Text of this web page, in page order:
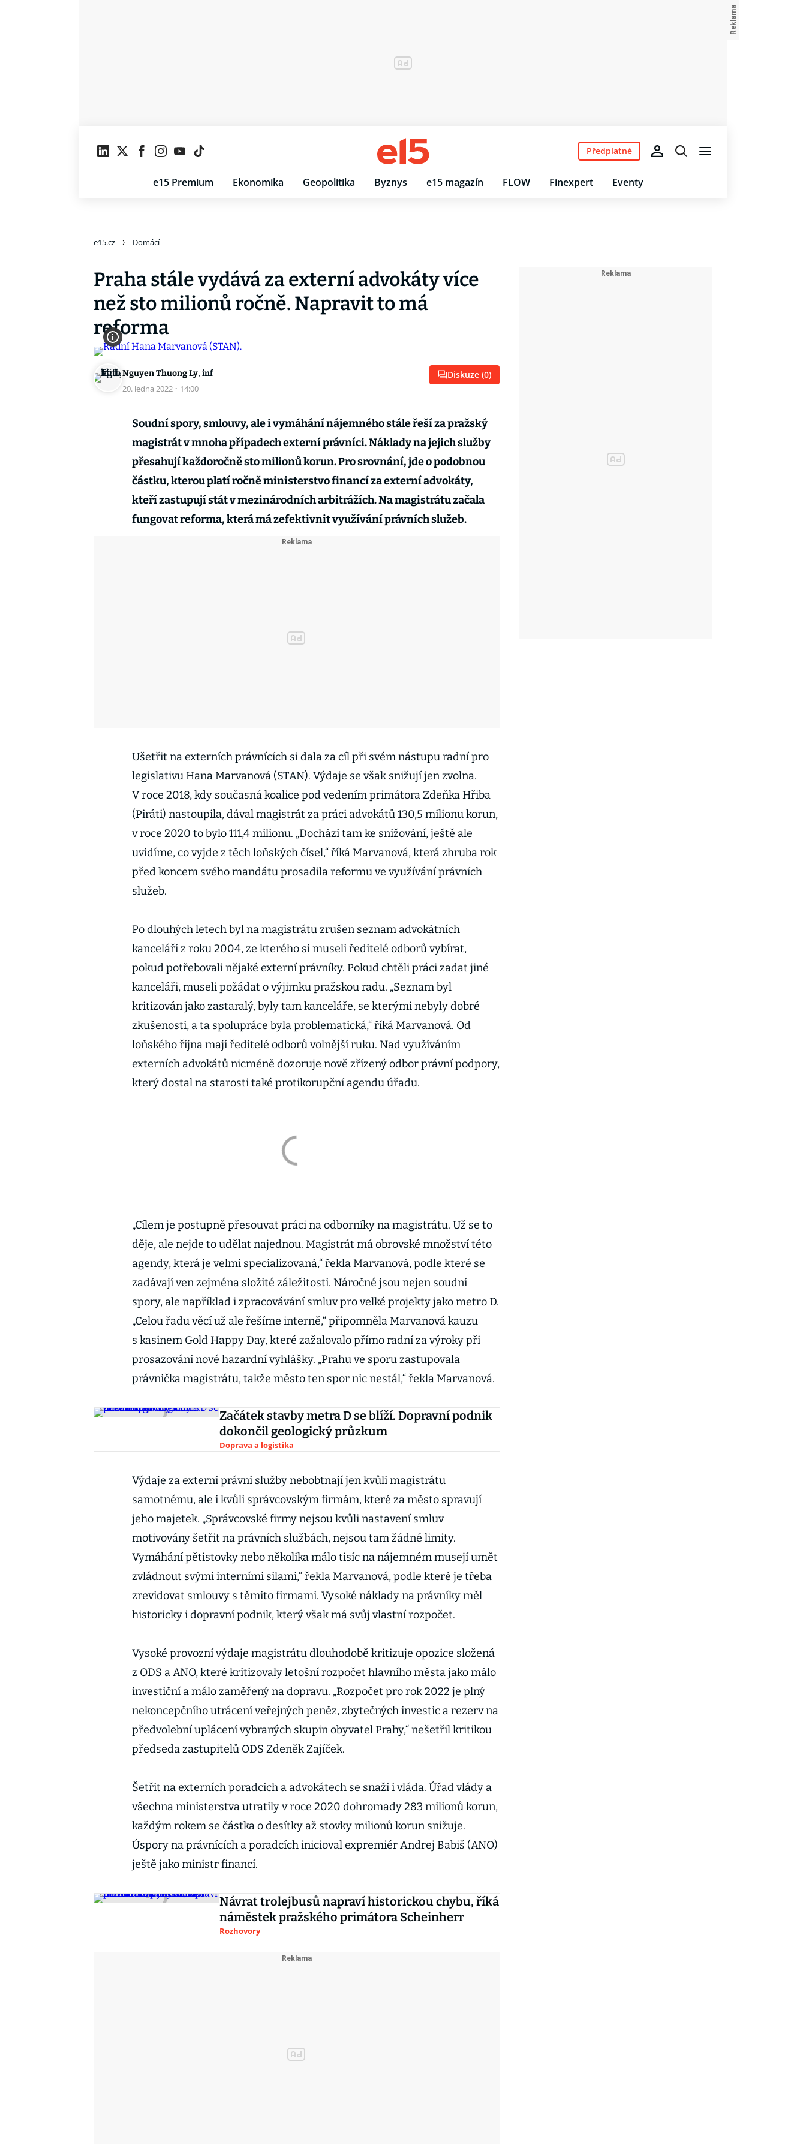
e15 Premium Ekonomika Geopolitika Byznys e15 magazín FLOW Finexpert Eventy
Předplatné
e15.cz Domácí
Praha stále vydává za externí advokáty více
než sto milionů ročně. Napravit to má
reforma
Nguyen Thuong Ly, inf
20. ledna 2022 · 14:00
Diskuze (0)
Soudní spory, smlouvy, ale i vymáhání nájemného stále řeší za pražský
magistrát v mnoha případech externí právníci. Náklady na jejich služby
přesahují každoročně sto milionů korun. Pro srovnání, jde o podobnou
částku, kterou platí ročně ministerstvo financí za externí advokáty,
kteří zastupují stát v mezinárodních arbitrážích. Na magistrátu začala
fungovat reforma, která má zefektivnit využívání právních služeb.
Ušetřit na externích právnících si dala za cíl při svém nástupu radní pro
legislativu Hana Marvanová (STAN). Výdaje se však snižují jen zvolna.
V roce 2018, kdy současná koalice pod vedením primátora Zdeňka Hřiba
(Piráti) nastoupila, dával magistrát za práci advokátů 130,5 milionu korun,
v roce 2020 to bylo 111,4 milionu. „Dochází tam ke snižování, ještě ale
uvidíme, co vyjde z těch loňských čísel,“ říká Marvanová, která zhruba rok
před koncem svého mandátu prosadila reformu ve využívání právních
služeb.
Po dlouhých letech byl na magistrátu zrušen seznam advokátních
kanceláří z roku 2004, ze kterého si museli ředitelé odborů vybírat,
pokud potřebovali nějaké externí právníky. Pokud chtěli práci zadat jiné
kanceláři, museli požádat o výjimku pražskou radu. „Seznam byl
kritizován jako zastaralý, byly tam kanceláře, se kterými nebyly dobré
zkušenosti, a ta spolupráce byla problematická,“ říká Marvanová. Od
loňského října mají ředitelé odborů volnější ruku. Nad využíváním
externích advokátů nicméně dozoruje nově zřízený odbor právní podpory,
který dostal na starosti také protikorupční agendu úřadu.
„Cílem je postupně přesouvat práci na odborníky na magistrátu. Už se to
děje, ale nejde to udělat najednou. Magistrát má obrovské množství této
agendy, která je velmi specializovaná,“ řekla Marvanová, podle které se
zadávají ven zejména složité záležitosti. Náročné jsou nejen soudní
spory, ale například i zpracovávání smluv pro velké projekty jako metro D.
„Celou řadu věcí už ale řešíme interně,“ připomněla Marvanová kauzu
s kasinem Gold Happy Day, které zažalovalo přímo radní za výroky při
prosazování nové hazardní vyhlášky. „Prahu ve sporu zastupovala
právnička magistrátu, takže město ten spor nic nestál,“ řekla Marvanová.
Začátek stavby metra D se blíží. Dopravní podnik
dokončil geologický průzkum
Doprava a logistika
Výdaje za externí právní služby nebobtnají jen kvůli magistrátu
samotnému, ale i kvůli správcovským firmám, které za město spravují
jeho majetek. „Správcovské firmy nejsou kvůli nastavení smluv
motivovány šetřit na právních službách, nejsou tam žádné limity.
Vymáhání pětistovky nebo několika málo tisíc na nájemném musejí umět
zvládnout svými interními silami,“ řekla Marvanová, podle které je třeba
zrevidovat smlouvy s těmito firmami. Vysoké náklady na právníky měl
historicky i dopravní podnik, který však má svůj vlastní rozpočet.
Vysoké provozní výdaje magistrátu dlouhodobě kritizuje opozice složená
z ODS a ANO, které kritizovaly letošní rozpočet hlavního města jako málo
investiční a málo zaměřený na dopravu. „Rozpočet pro rok 2022 je plný
nekoncepčního utrácení veřejných peněz, zbytečných investic a rezerv na
předvolební uplácení vybraných skupin obyvatel Prahy,“ nešetřil kritikou
předseda zastupitelů ODS Zdeněk Zajíček.
Šetřit na externích poradcích a advokátech se snaží i vláda. Úřad vlády a
všechna ministerstva utratily v roce 2020 dohromady 283 milionů korun,
každým rokem se částka o desítky až stovky milionů korun snižuje.
Úspory na právnících a poradcích inicioval expremiér Andrej Babiš (ANO)
ještě jako ministr financí.
Návrat trolejbusů napraví historickou chybu, říká
náměstek pražského primátora Scheinherr
Rozhovory